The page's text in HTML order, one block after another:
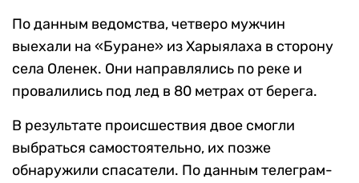
По данным ведомства, четверо мужчин
выехали на «Буране» из Харыялаха в сторону
села Оленек. Они направлялись по реке и
провалились под лед в 80 метрах от берега.
В результате происшествия двое смогли
выбраться самостоятельно, их позже
обнаружили спасатели. По данным телеграм-